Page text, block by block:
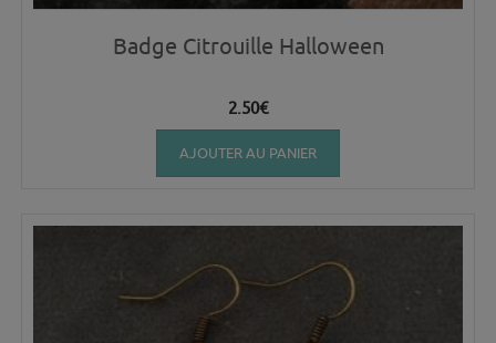
Badge Citrouille Halloween
2.50€
AJOUTER AU PANIER